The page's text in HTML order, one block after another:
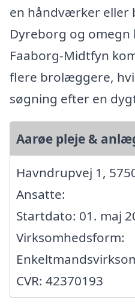
en håndværker eller
Dyreborg og omegn
Faaborg-Midtfyn
flere brolæggere,
søgning efter en
Aarøe pleje &
Havndrupvej 1,
Ansatte:
Startdato: 01. maj
Virksomhedsform:
CVR: 42370193